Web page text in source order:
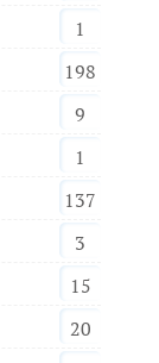
1
198
9
1
137
3
15
20